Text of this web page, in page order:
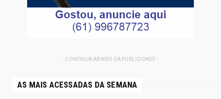
- CONTINUA ABAIXO DA PUBLICIDADE -
AS MAIS ACESSADAS DA SEMANA